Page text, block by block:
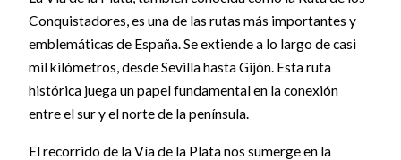
Conquistadores, es una de las rutas más importantes y
emblemáticas de España. Se extiende a lo largo de casi
mil kilómetros, desde Sevilla hasta Gijón. Esta ruta
histórica juega un papel fundamental en la conexión
entre el sur y el norte de la península.
El recorrido de la Vía de la Plata nos sumerge en la